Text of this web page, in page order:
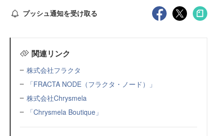
プッシュ通知を受け取る
関連リンク
株式会社フラクタ
「FRACTA NODE（フラクタ・ノード）」
株式会社Chrysmela
「Chrysmela Boutique」